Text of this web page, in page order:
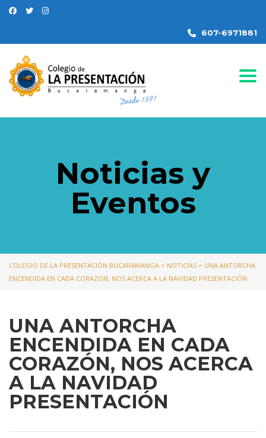
607-6971881
Noticias y
Eventos
COLEGIO DE LA PRESENTACIÓN BUCARAMANGA > NOTICIAS > UNA ANTORCHA
ENCENDIDA EN CADA CORAZÓN, NOS ACERCA A LA NAVIDAD PRESENTACIÓN
UNA ANTORCHA
ENCENDIDA EN CADA
CORAZÓN, NOS ACERCA
A LA NAVIDAD
PRESENTACIÓN